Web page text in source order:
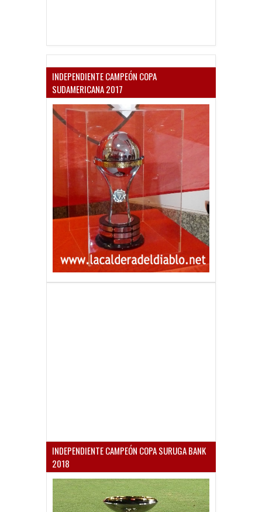
INDEPENDIENTE CAMPEÓN COPA
SUDAMERICANA 2017
INDEPENDIENTE CAMPEÓN COPA SURUGA BANK
2018